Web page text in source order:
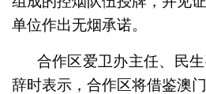
单位作出无烟承诺。
合作区爱卫办主任、民
辞时表示，合作区将借鉴澳